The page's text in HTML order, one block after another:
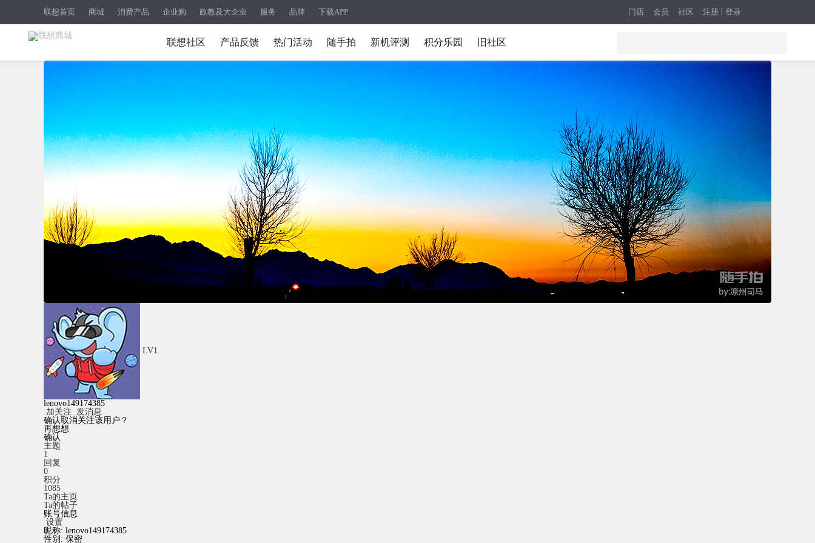
联想首页 商城 消费产品 企业购 政教及大企业 服务 品牌 下载APP 注册 登录
门店 会员 社区
联想社区 产品反馈 热门活动 随手拍 新机评测 积分乐园 旧社区
LV1
lenovo149174385
加关注 发消息
确认取消关注该用户？
再想想
确认
主题
1
回复
0
积分
1085
Ta的主页
Ta的帖子
账号信息
设置
昵称: lenovo149174385
性别: 保密